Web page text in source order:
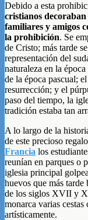
Debido a esta
cristianos
familiares y amigos
la prohibición. Se
de Cristo; más tarde
representación del
naturaleza en la
de la época pascual;
resurrección; y el
paso del tiempo, la
tradición estaba tan
A lo largo de la
de este precioso
Francia los
reunían en parques o
iglesia principal
huevos que más
de los siglos XVII y
monarca varias
artísticamente.